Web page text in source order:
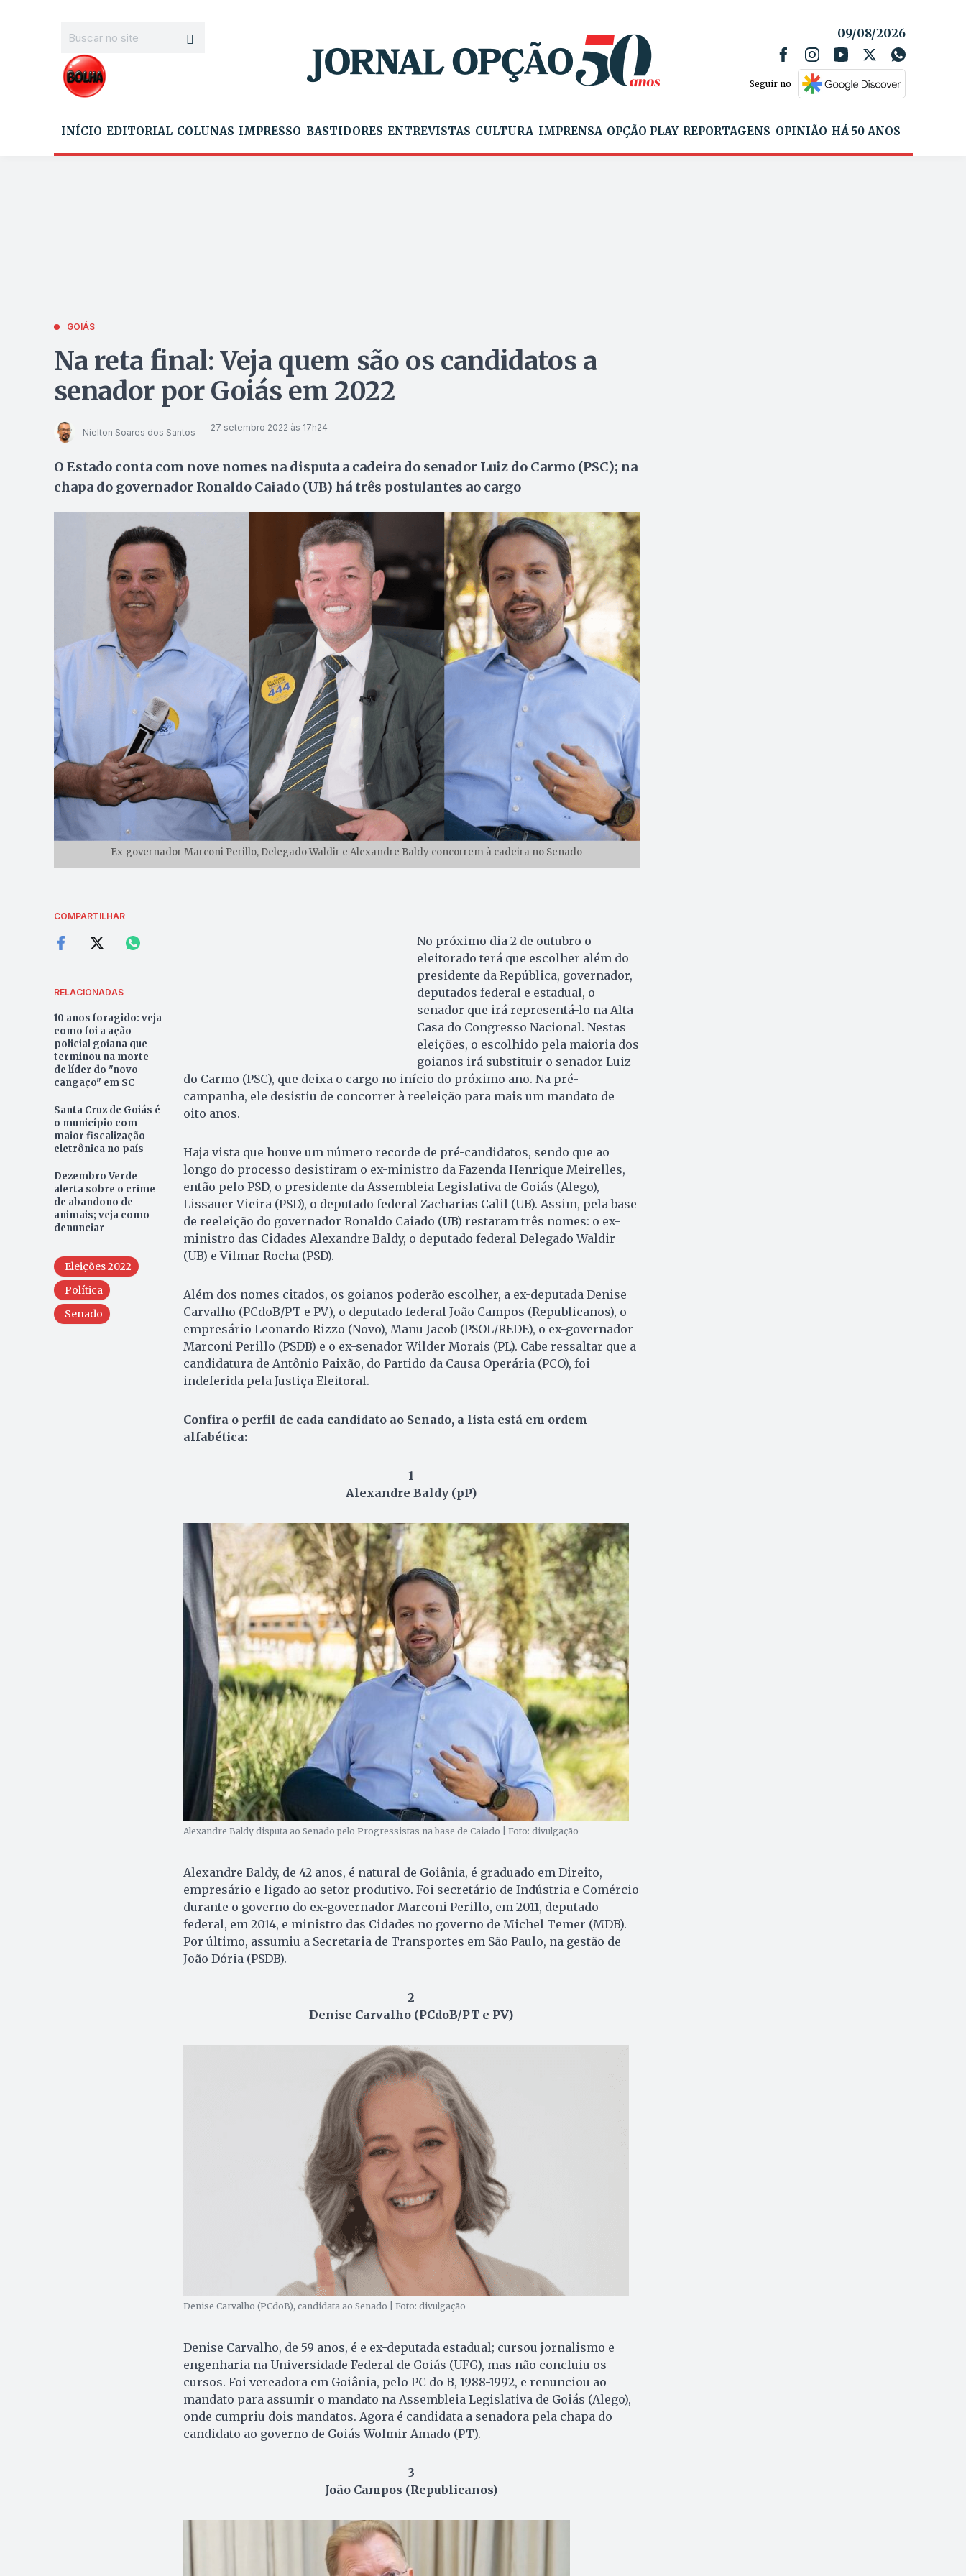
09/08/2026
Seguir no
INÍCIO EDITORIAL COLUNAS IMPRESSO BASTIDORES ENTREVISTAS CULTURA IMPRENSA OPÇÃO PLAY REPORTAGENS OPINIÃO HÁ 50 ANOS
GOIÁS
Na reta final: Veja quem são os candidatos a
senador por Goiás em 2022
Nielton Soares dos Santos 27 setembro 2022 às 17h24
O Estado conta com nove nomes na disputa a cadeira do senador Luiz do Carmo (PSC); na
chapa do governador Ronaldo Caiado (UB) há três postulantes ao cargo
Ex-governador Marconi Perillo, Delegado Waldir e Alexandre Baldy concorrem à cadeira no Senado
COMPARTILHAR
RELACIONADAS
10 anos foragido: veja
como foi a ação
policial goiana que
terminou na morte
de líder do "novo
cangaço" em SC
Santa Cruz de Goiás é
o município com
maior fiscalização
eletrônica no país
Dezembro Verde
alerta sobre o crime
de abandono de
animais; veja como
denunciar
Eleições 2022
Política
Senado
No próximo dia 2 de outubro o
eleitorado terá que escolher além do
presidente da República, governador,
deputados federal e estadual, o
senador que irá representá-lo na Alta
Casa do Congresso Nacional. Nestas
eleições, o escolhido pela maioria dos
goianos irá substituir o senador Luiz
do Carmo (PSC), que deixa o cargo no início do próximo ano. Na pré-
campanha, ele desistiu de concorrer à reeleição para mais um mandato de
oito anos.
Haja vista que houve um número recorde de pré-candidatos, sendo que ao
longo do processo desistiram o ex-ministro da Fazenda Henrique Meirelles,
então pelo PSD, o presidente da Assembleia Legislativa de Goiás (Alego),
Lissauer Vieira (PSD), o deputado federal Zacharias Calil (UB). Assim, pela base
de reeleição do governador Ronaldo Caiado (UB) restaram três nomes: o ex-
ministro das Cidades Alexandre Baldy, o deputado federal Delegado Waldir
(UB) e Vilmar Rocha (PSD).
Além dos nomes citados, os goianos poderão escolher, a ex-deputada Denise
Carvalho (PCdoB/PT e PV), o deputado federal João Campos (Republicanos), o
empresário Leonardo Rizzo (Novo), Manu Jacob (PSOL/REDE), o ex-governador
Marconi Perillo (PSDB) e o ex-senador Wilder Morais (PL). Cabe ressaltar que a
candidatura de Antônio Paixão, do Partido da Causa Operária (PCO), foi
indeferida pela Justiça Eleitoral.
Confira o perfil de cada candidato ao Senado, a lista está em ordem
alfabética:
1
Alexandre Baldy (pP)
Alexandre Baldy disputa ao Senado pelo Progressistas na base de Caiado | Foto: divulgação
Alexandre Baldy, de 42 anos, é natural de Goiânia, é graduado em Direito,
empresário e ligado ao setor produtivo. Foi secretário de Indústria e Comércio
durante o governo do ex-governador Marconi Perillo, em 2011, deputado
federal, em 2014, e ministro das Cidades no governo de Michel Temer (MDB).
Por último, assumiu a Secretaria de Transportes em São Paulo, na gestão de
João Dória (PSDB).
2
Denise Carvalho (PCdoB/PT e PV)
Denise Carvalho (PCdoB), candidata ao Senado | Foto: divulgação
Denise Carvalho, de 59 anos, é e ex-deputada estadual; cursou jornalismo e
engenharia na Universidade Federal de Goiás (UFG), mas não concluiu os
cursos. Foi vereadora em Goiânia, pelo PC do B, 1988-1992, e renunciou ao
mandato para assumir o mandato na Assembleia Legislativa de Goiás (Alego),
onde cumpriu dois mandatos. Agora é candidata a senadora pela chapa do
candidato ao governo de Goiás Wolmir Amado (PT).
3
João Campos (Republicanos)